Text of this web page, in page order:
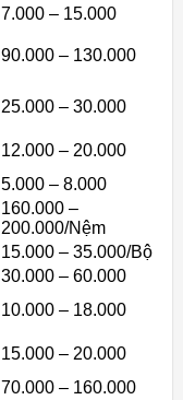
7.000 – 15.000
90.000 – 130.000
25.000 – 30.000
12.000 – 20.000
5.000 – 8.000
160.000 –
200.000/Nệm
15.000 – 35.000/Bộ
30.000 – 60.000
10.000 – 18.000
15.000 – 20.000
70.000 – 160.000